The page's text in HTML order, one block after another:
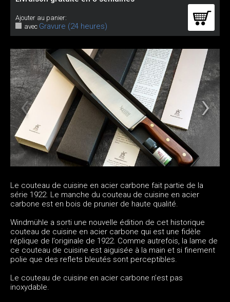
Ajouter au panier:
avec Gravure (24 heures)
Le couteau de cuisine en acier carbone fait partie de la
série 1922. Le manche du couteau de cuisine en acier
carbone est en bois de prunier de haute qualité.
Windmühle a sorti une nouvelle édition de cet historique
couteau de cuisine en acier carbone qui est une fidèle
réplique de l’originale de 1922. Comme autrefois, la lame de
ce couteau de cuisine est aiguisée à la main et si finement
polie que des reflets bleutés sont perceptibles.
Le couteau de cuisine en acier carbone n’est pas
inoxydable.